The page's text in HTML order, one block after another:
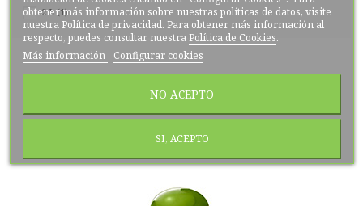
2 L(1)
obtener más información sobre nuestras políticas de datos, visite
nuestraPolítica de privacidad. Para obtener más información al
respecto, puedes consultar nuestraPolítica de Cookies.
Más información
Configurar cookies
NO ACEPTO
SI, ACEPTO